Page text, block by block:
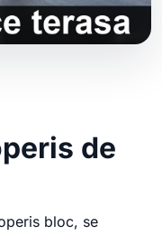
de
bloc, se